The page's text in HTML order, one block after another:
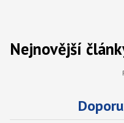
Nejnovější